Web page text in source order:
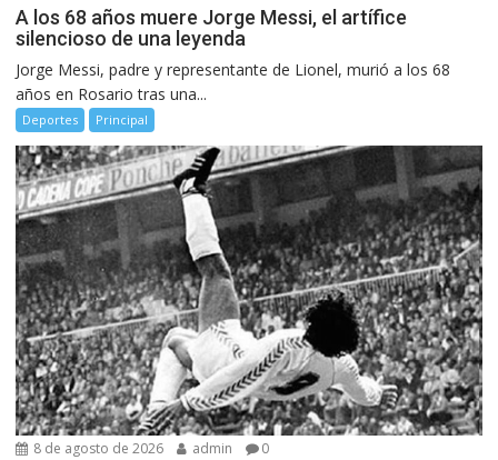
A los 68 años muere Jorge Messi, el artífice
silencioso de una leyenda
Jorge Messi, padre y representante de Lionel, murió a los 68
años en Rosario tras una...
Deportes Principal
8 de agosto de 2026 admin 0